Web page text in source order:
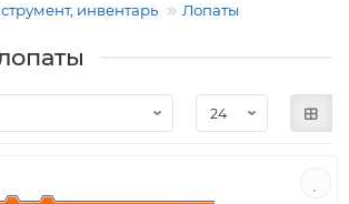
инвентарь Лопаты